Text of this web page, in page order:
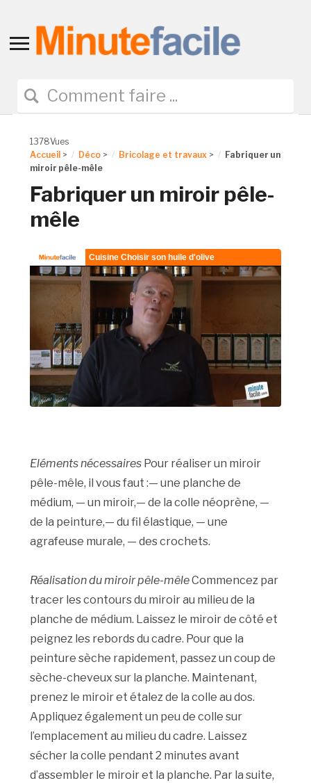
Toggle
navigation
1378Vues
Accueil > Déco > Bricolage et travaux >
Fabriquer un
miroir pêle-mêle
Fabriquer un miroir pêle-
mêle
Eléments nécessaires Pour réaliser un miroir
pêle-mêle, il vous faut :— une planche de
médium, — un miroir,— de la colle néoprène, —
de la peinture,— du fil élastique, — une
agrafeuse murale, — des crochets.
Réalisation du miroir pêle-mêleCommencez par
tracer les contours du miroir au milieu de la
planche de médium. Laissez le miroir de côté et
peignez les rebords du cadre. Pour que la
peinture sèche rapidement, passez un coup de
sèche-cheveux sur la planche. Maintenant,
prenez le miroir et étalez de la colle au dos.
Appliquez également un peu de colle sur
l’emplacement au milieu du cadre. Laissez
sécher la colle pendant 2 minutes avant
d’assembler le miroir et la planche. Par la suite,